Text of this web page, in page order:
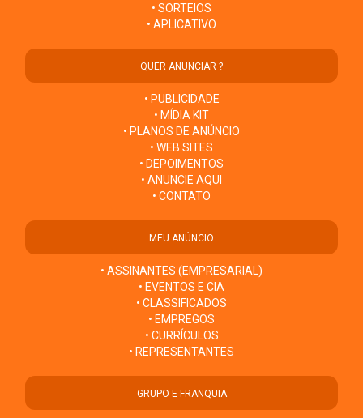
• SORTEIOS
• APLICATIVO
QUER ANUNCIAR ?
• PUBLICIDADE
• MÍDIA KIT
• PLANOS DE ANÚNCIO
• WEB SITES
• DEPOIMENTOS
• ANUNCIE AQUI
• CONTATO
MEU ANÚNCIO
• ASSINANTES (EMPRESARIAL)
• EVENTOS E CIA
• CLASSIFICADOS
• EMPREGOS
• CURRÍCULOS
• REPRESENTANTES
GRUPO E FRANQUIA